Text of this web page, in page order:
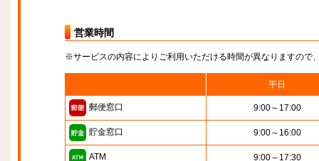
営業時間
※サービスの内容によりご利用いただける時間が異なりますので
平日
郵便窓口 9:00～17:00
貯金窓口 9:00～16:00
ATM 9:00～17:30